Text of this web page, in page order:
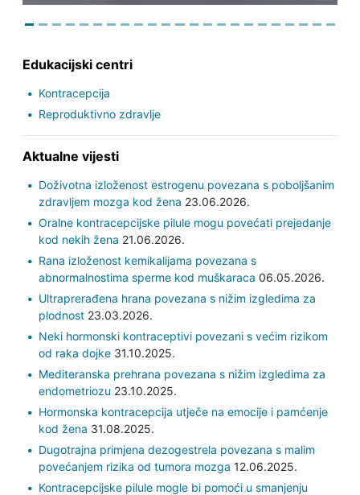
Edukacijski centri
Kontracepcija
Reproduktivno zdravlje
Aktualne vijesti
Doživotna izloženost estrogenu povezana s poboljšanim
zdravljem mozga kod žena 23.06.2026.
Oralne kontracepcijske pilule mogu povećati prejedanje
kod nekih žena 21.06.2026.
Rana izloženost kemikalijama povezana s
abnormalnostima sperme kod muškaraca 06.05.2026.
Ultraprerađena hrana povezana s nižim izgledima za
plodnost23.03.2026.
Neki hormonski kontraceptivi povezani s većim rizikom
od raka dojke31.10.2025.
Mediteranska prehrana povezana s nižim izgledima za
endometriozu 23.10.2025.
Hormonska kontracepcija utječe na emocije i pamćenje
kod žena 31.08.2025.
Dugotrajna primjena dezogestrela povezana s malim
povećanjem rizika od tumora mozga 12.06.2025.
Kontracepcijske pilule mogle bi pomoći u smanjenju